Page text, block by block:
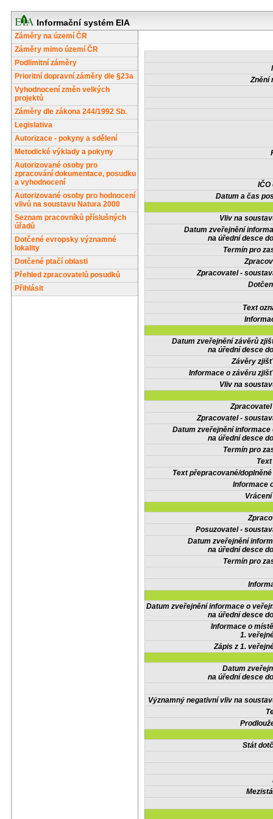
Informační systém EIA
Záměry na území ČR
Záměry mimo území ČR
Podlimitní záměry
Prioritní dopravní záměry dle §23a
Vyhodnocení změn velkých
projektů
Záměry dle zákona 244/1992 Sb.
Legislativa
Autorizace - pokyny a sdělení
Metodické výklady a pokyny
Autorizované osoby pro
zpracování dokumentace, posudku
a vyhodnocení
Autorizované osoby pro hodnocení
vlivů na soustavu Natura 2000
Seznam pracovníků příslušných
úřadů
Dotčené evropsky významné
lokality
Dotčené ptačí oblasti
Přehled zpracovatelů posudků
Přihlásit
Znění
IČO
Datum a čas
Vliv na
Datum zveřejnění
na úřední desce
Termín pro
Zpracovatel -
Text
Datum zveřejnění závěrů
na úřední desce
Závěry
Informace o závěru
Vliv na
Zpracovatel -
Datum zveřejnění informace
na úřední desce
Termín pro
Text přepracované/
Informace
Posuzovatel -
Datum zveřejnění
na úřední desce
Termín pro
Datum zveřejnění informace o
na úřední desce
Informace o
1.
Zápis z 1.
Datum
na úřední desce
Významný negativní vliv na
Stát